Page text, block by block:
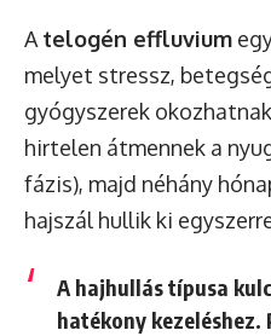
A telogén effluvium
melyet stressz,
gyógyszerek
hirtelen átmennek a
fázis), majd néhány
hajszál hullik ki
A hajhullás típusa
hatékony